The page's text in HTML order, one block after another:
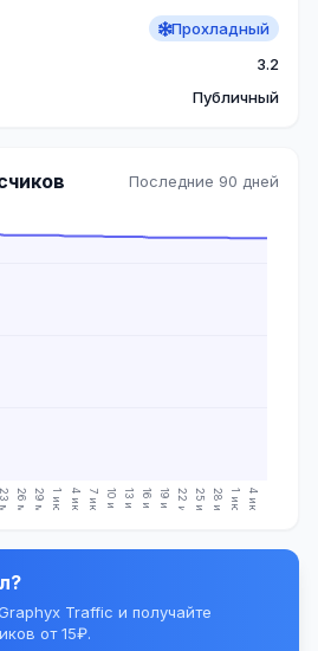
Прохладный
3.2
Публичный
Последние 90 дней
23 мая 26 мая 29 мая 1 июн. 4 июн. 7 июн. 10 июн. 13 июн. 16 июн. 19 июн. 22 июн. 25 июн. 28 июн. 1 июл. 4 июл.
Traffic и получайте
от 15₽.